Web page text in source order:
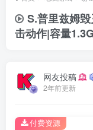
S.普里兹姆
击动作|容量
网友投稿
2年前更新
付费资源